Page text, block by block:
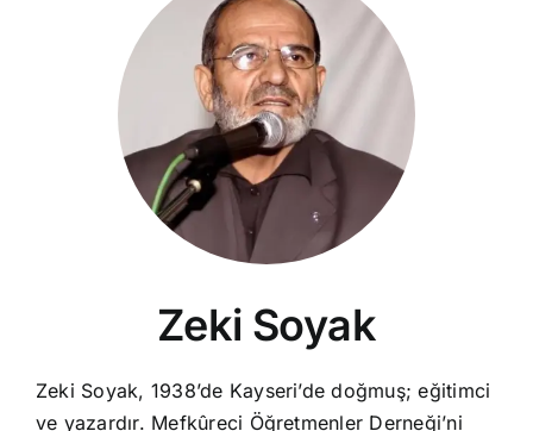
Zeki Soyak
Zeki Soyak, 1938’de Kayseri’de doğmuş; eğitimci
ve yazardır. Mefkûreci Öğretmenler Derneği’ni